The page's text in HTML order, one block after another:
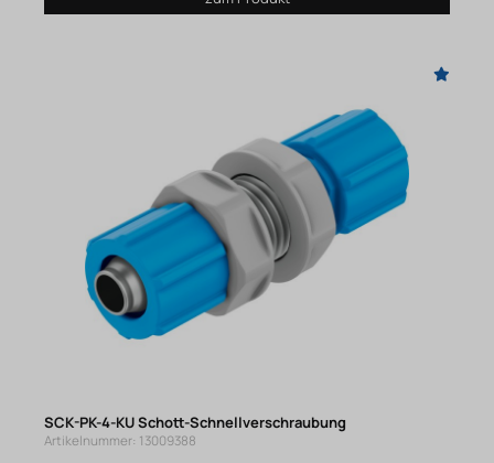
SCK-PK-4-KU Schott-Schnellverschraubung
Artikelnummer: 13009388